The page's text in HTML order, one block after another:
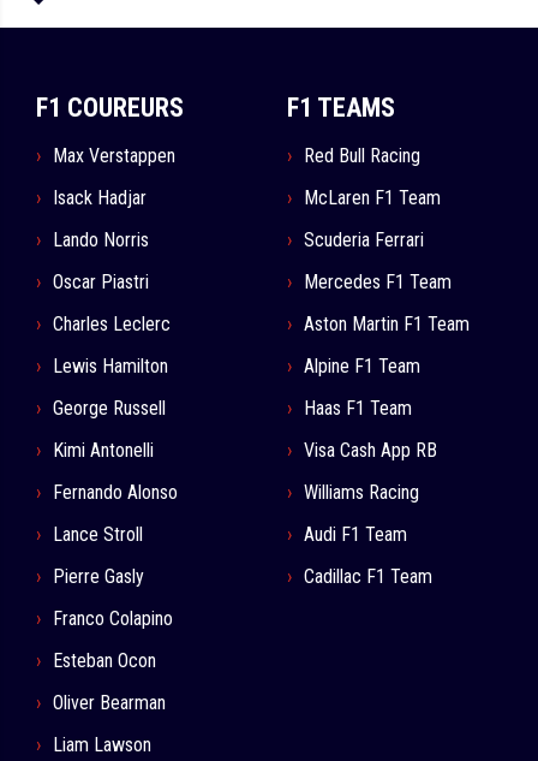
F1 COUREURS
Max Verstappen
Isack Hadjar
Lando Norris
Oscar Piastri
Charles Leclerc
Lewis Hamilton
George Russell
Kimi Antonelli
Fernando Alonso
Lance Stroll
Pierre Gasly
Franco Colapino
Esteban Ocon
Oliver Bearman
Liam Lawson
F1 TEAMS
Red Bull Racing
McLaren F1 Team
Scuderia Ferrari
Mercedes F1 Team
Aston Martin F1 Team
Alpine F1 Team
Haas F1 Team
Visa Cash App RB
Williams Racing
Audi F1 Team
Cadillac F1 Team